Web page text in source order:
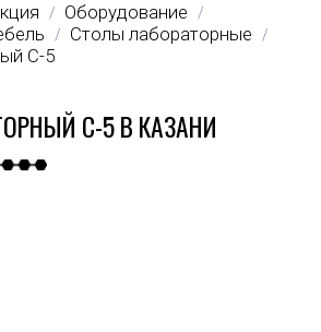
/ Оборудование /
/ Столы лабораторные /
С-5
С-5 В КАЗАНИ